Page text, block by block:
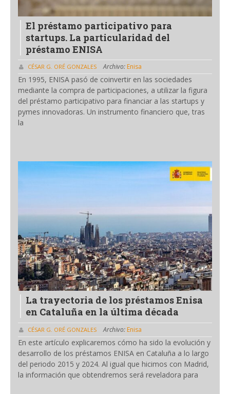
El préstamo participativo para
startups. La particularidad del
préstamo ENISA
CÉSAR G. ORÉ GONZALES Archivo: Enisa
En 1995, ENISA pasó de coinvertir en las sociedades
mediante la compra de participaciones, a utilizar la figura
del préstamo participativo para financiar a las startups y
pymes innovadoras. Un instrumento financiero que, tras
la
La trayectoria de los préstamos Enisa
en Cataluña en la última década
CÉSAR G. ORÉ GONZALES Archivo: Enisa
En este artículo explicaremos cómo ha sido la evolución y
desarrollo de los préstamos ENISA en Cataluña a lo largo
del periodo 2015 y 2024. Al igual que hicimos con Madrid,
la información que obtendremos será reveladora para